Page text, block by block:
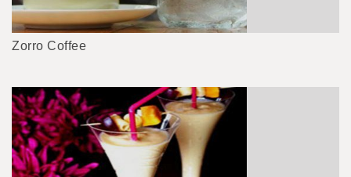
Zorro Coffee